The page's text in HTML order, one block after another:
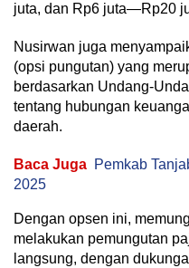
juta, dan Rp6 juta—Rp20
Nusirwan juga
(opsi pungutan) yang
berdasarkan Undang-
tentang hubungan
daerah.
Baca Juga Pemkab
2025
Dengan opsen ini,
melakukan pemungutan
langsung, dengan